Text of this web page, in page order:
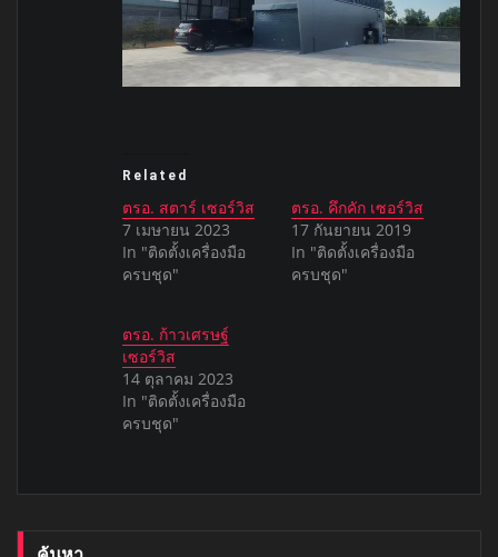
Related
ตรอ. สตาร์ เซอร์วิส
7 เมษายน 2023
In "ติดตั้งเครื่องมือ
ครบชุด"
ตรอ. คึกคัก เซอร์วิส
17 กันยายน 2019
In "ติดตั้งเครื่องมือ
ครบชุด"
ตรอ. ก้าวเศรษฐ์
เซอร์วิส
14 ตุลาคม 2023
In "ติดตั้งเครื่องมือ
ครบชุด"